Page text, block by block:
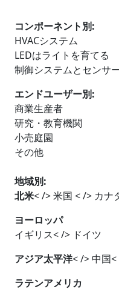
コンポーネント別:
HVACシステム
LEDはライトを育てる
制御システムとセンサ
エンドユーザー別:
商業生産者
研究・教育機関
小売庭園
その他
地域別:
北米< /> 米国 < /> カナ
ヨーロッパ
イギリス< /> ドイツ
アジア太平洋< /> 中国
ラテンアメリカ